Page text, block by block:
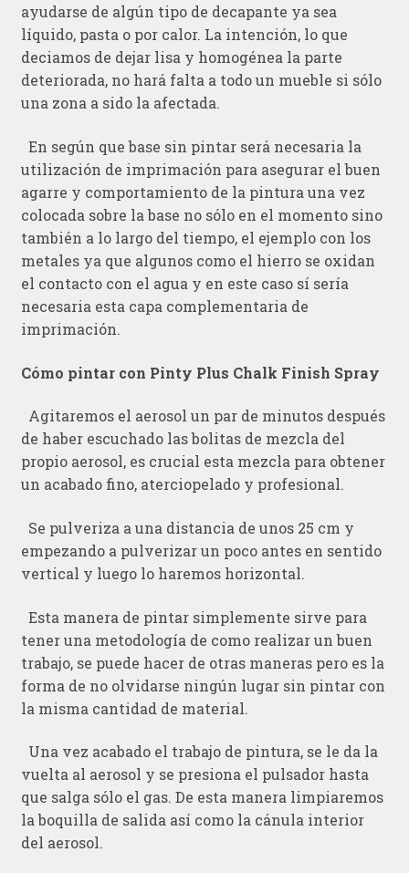
ayudarse de algún tipo de decapante ya sea
líquido, pasta o por calor. La intención, lo que
deciamos de dejar lisa y homogénea la parte
deteriorada, no hará falta a todo un mueble si sólo
una zona a sido la afectada.
En según que base sin pintar será necesaria la
utilización de imprimación para asegurar el buen
agarre y comportamiento de la pintura una vez
colocada sobre la base no sólo en el momento sino
también a lo largo del tiempo, el ejemplo con los
metales ya que algunos como el hierro se oxidan
el contacto con el agua y en este caso sí sería
necesaria esta capa complementaria de
imprimación.
Cómo pintar con Pinty Plus Chalk Finish Spray
Agitaremos el aerosol un par de minutos después
de haber escuchado las bolitas de mezcla del
propio aerosol, es crucial esta mezcla para obtener
un acabado fino, aterciopelado y profesional.
Se pulveriza a una distancia de unos 25 cm y
empezando a pulverizar un poco antes en sentido
vertical y luego lo haremos horizontal.
Esta manera de pintar simplemente sirve para
tener una metodología de como realizar un buen
trabajo, se puede hacer de otras maneras pero es la
forma de no olvidarse ningún lugar sin pintar con
la misma cantidad de material.
Una vez acabado el trabajo de pintura, se le da la
vuelta al aerosol y se presiona el pulsador hasta
que salga sólo el gas. De esta manera limpiaremos
la boquilla de salida así como la cánula interior
del aerosol.